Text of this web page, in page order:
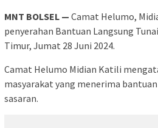
MNT BOLSEL — Camat Helumo,
penyerahan Bantuan Langsung
Timur, Jumat 28 Juni 2024.
Camat Helumo Midian Katili
masyarakat yang menerima
sasaran.